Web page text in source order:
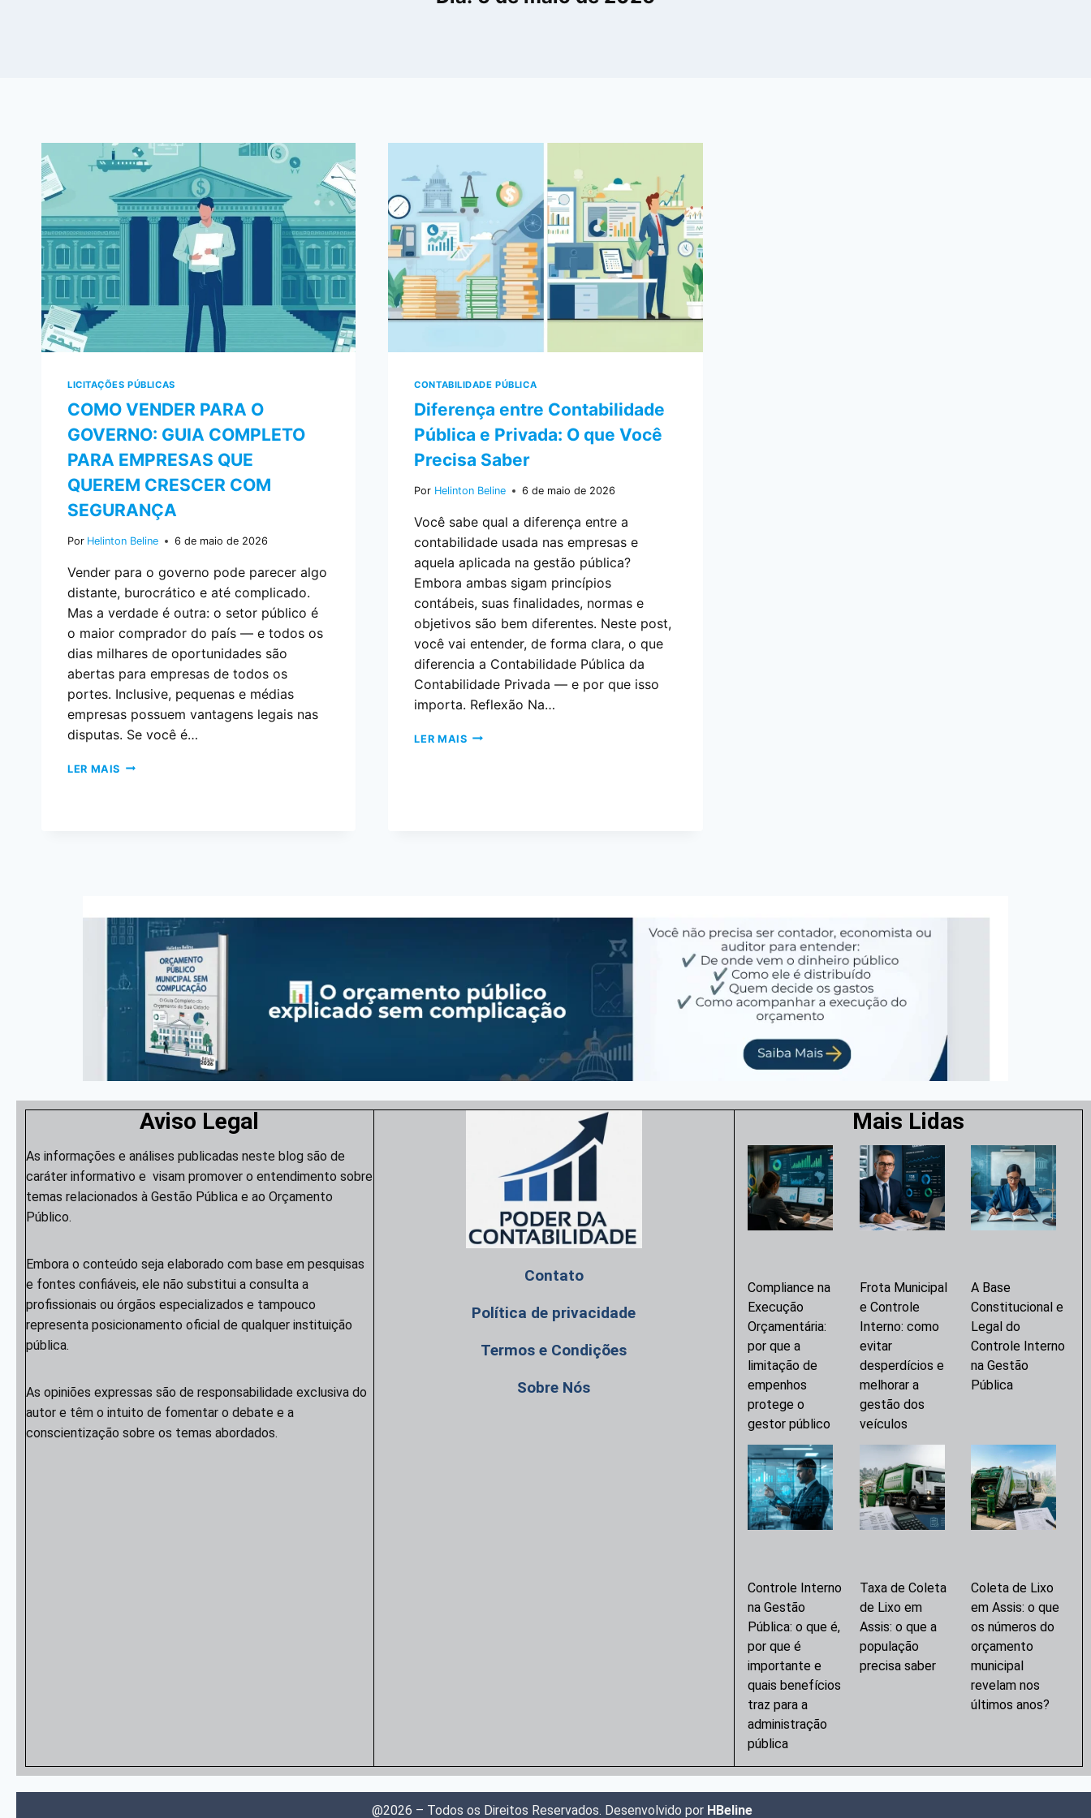
LICITAÇÕES PÚBLICAS
COMO VENDER PARA O
GOVERNO: GUIA COMPLETO
PARA EMPRESAS QUE
QUEREM CRESCER COM
SEGURANÇA
Por Helinton Beline 6 de maio de 2026
Vender para o governo pode parecer algo
distante, burocrático e até complicado.
Mas a verdade é outra: o setor público é
o maior comprador do país — e todos os
dias milhares de oportunidades são
abertas para empresas de todos os
portes. Inclusive, pequenas e médias
empresas possuem vantagens legais nas
disputas. Se você é…
LER MAIS
CONTABILIDADE PÚBLICA
Diferença entre Contabilidade
Pública e Privada: O que Você
Precisa Saber
Por Helinton Beline 6 de maio de 2026
Você sabe qual a diferença entre a
contabilidade usada nas empresas e
aquela aplicada na gestão pública?
Embora ambas sigam princípios
contábeis, suas finalidades, normas e
objetivos são bem diferentes. Neste post,
você vai entender, de forma clara, o que
diferencia a Contabilidade Pública da
Contabilidade Privada — e por que isso
importa. Reflexão Na…
LER MAIS
Aviso Legal
As informações e análises publicadas neste blog são de
caráter informativo e visam promover o entendimento sobre
temas relacionados à Gestão Pública e ao Orçamento
Público.
Embora o conteúdo seja elaborado com base em pesquisas
e fontes confiáveis, ele não substitui a consulta a
profissionais ou órgãos especializados e tampouco
representa posicionamento oficial de qualquer instituição
pública.
As opiniões expressas são de responsabilidade exclusiva do
autor e têm o intuito de fomentar o debate e a
conscientização sobre os temas abordados.
Contato
Política de privacidade
Termos e Condições
Sobre Nós
Mais Lidas
Compliance na
Execução
Orçamentária:
por que a
limitação de
empenhos
protege o
gestor público
Frota Municipal
e Controle
Interno: como
evitar
desperdícios e
melhorar a
gestão dos
veículos
A Base
Constitucional e
Legal do
Controle Interno
na Gestão
Pública
Controle Interno
na Gestão
Pública: o que é,
por que é
importante e
quais benefícios
traz para a
administração
pública
Taxa de Coleta
de Lixo em
Assis: o que a
população
precisa saber
Coleta de Lixo
em Assis: o que
os números do
orçamento
municipal
revelam nos
últimos anos?
@2026 – Todos os Direitos Reservados. Desenvolvido por HBeline